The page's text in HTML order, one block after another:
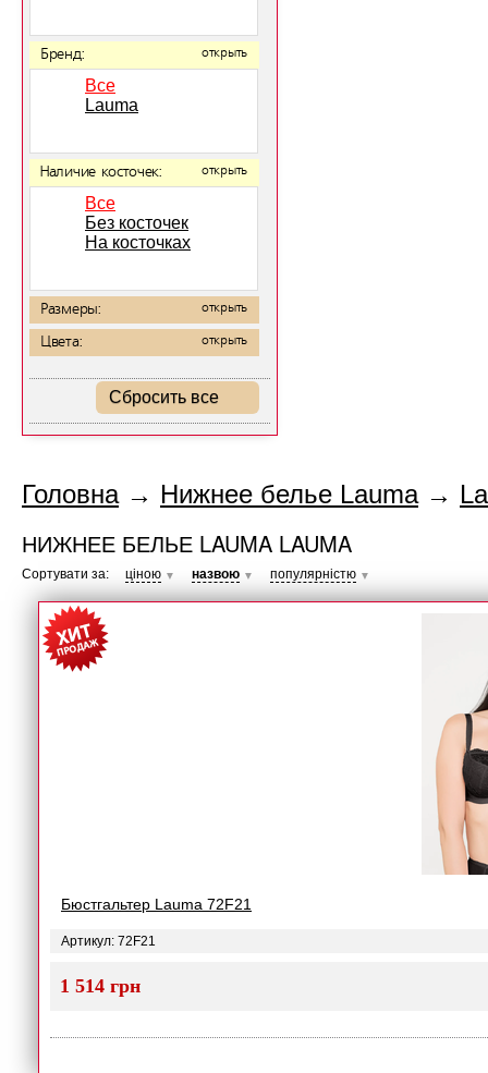
Бренд: открыть
Все
Lauma
Наличие косточек: открыть
Все
Без косточек
На косточках
Размеры: открыть
Цвета: открыть
Сбросить все
Головна→ Нижнее белье Lauma→
НИЖНЕЕ БЕЛЬЕ LAUMA LAUMA
Сортувати за: ціною ▼ назвою ▼ популярністю ▼
Бюстгальтер Lauma 72F21
Артикул: 72F21
1 514 грн